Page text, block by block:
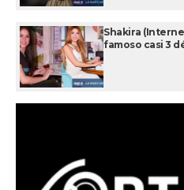
Shakira
famoso casi 3